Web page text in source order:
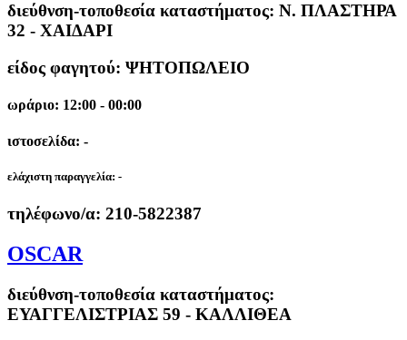
διεύθνση-τοποθεσία καταστήματος: Ν. ΠΛΑΣΤΗΡΑ
32 - ΧΑΙΔΑΡΙ
είδος φαγητού: ΨΗΤΟΠΩΛΕΙΟ
ωράριο: 12:00 - 00:00
ιστοσελίδα: -
ελάχιστη παραγγελία: -
τηλέφωνο/α: 210-5822387
OSCAR
διεύθνση-τοποθεσία καταστήματος:
ΕΥΑΓΓΕΛΙΣΤΡΙΑΣ 59 - ΚΑΛΛΙΘΕΑ